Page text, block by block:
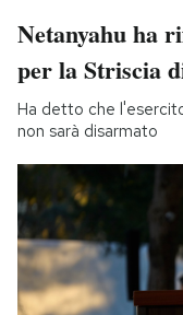
Netanyahu ha
per la Striscia
Ha detto che
non sarà disarmato